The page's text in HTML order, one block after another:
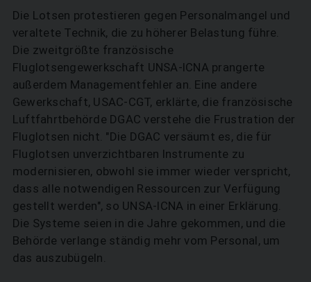
Die Lotsen protestieren gegen Personalmangel und
veraltete Technik, die zu höherer Belastung führe.
Die zweitgrößte französische
Fluglotsengewerkschaft UNSA-ICNA prangerte
außerdem Managementfehler an. Eine andere
Gewerkschaft, USAC-CGT, erklärte, die französische
Luftfahrtbehörde DGAC verstehe die Frustration der
Fluglotsen nicht. "Die DGAC versäumt es, die für
Fluglotsen unverzichtbaren Instrumente zu
modernisieren, obwohl sie immer wieder verspricht,
dass alle notwendigen Ressourcen zur Verfügung
gestellt werden", so UNSA-ICNA in einer Erklärung.
Die Systeme seien in die Jahre gekommen, und die
Behörde verlange ständig mehr vom Personal, um
das auszubügeln.